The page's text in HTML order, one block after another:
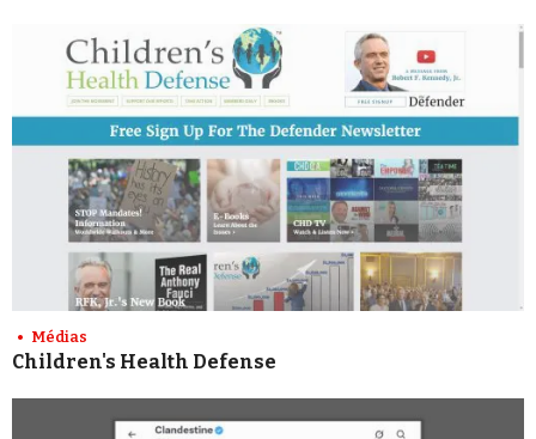
Médias
Children's Health Defense